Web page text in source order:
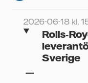
2026-06-18 kl.
Sverige